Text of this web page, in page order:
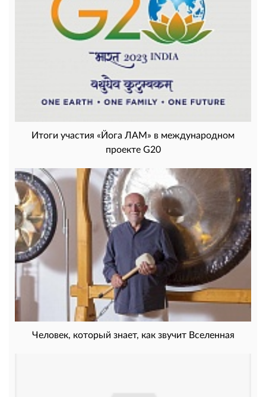
Итоги участия «Йога ЛАМ» в международном
проекте G20
Человек, который знает, как звучит Вселенная